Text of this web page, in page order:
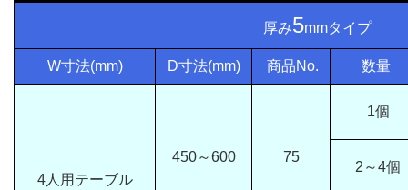
厚み5mmタイプ
W寸法(mm) D寸法(mm) 商品No. 数量
4人用テーブル
450～600 75
1個
2～4個